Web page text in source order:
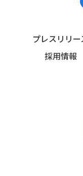
プレスリリー
採用情報